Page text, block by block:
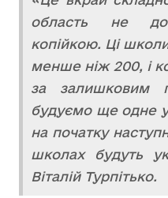
область не
копійкою. Ці
менше ніж 200, і
за залишковим
будуємо ще одне
на початку
школах будуть
Віталій Турпітько.